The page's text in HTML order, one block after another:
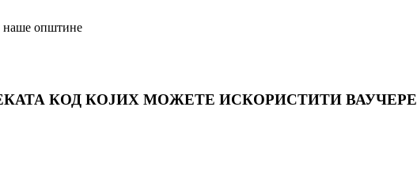
наше општине
КОД КОЈИХ МОЖЕТЕ ИСКОРИСТИТИ ВАУЧЕРЕ